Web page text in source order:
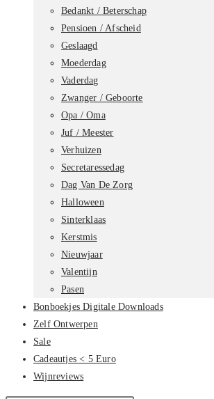
Bedankt / Beterschap
Pensioen / Afscheid
Geslaagd
Moederdag
Vaderdag
Zwanger / Geboorte
Opa / Oma
Juf / Meester
Verhuizen
Secretaressedag
Dag Van De Zorg
Halloween
Sinterklaas
Kerstmis
Nieuwjaar
Valentijn
Pasen
Bonboekjes Digitale Downloads
Zelf Ontwerpen
Sale
Cadeautjes < 5 Euro
Wijnreviews